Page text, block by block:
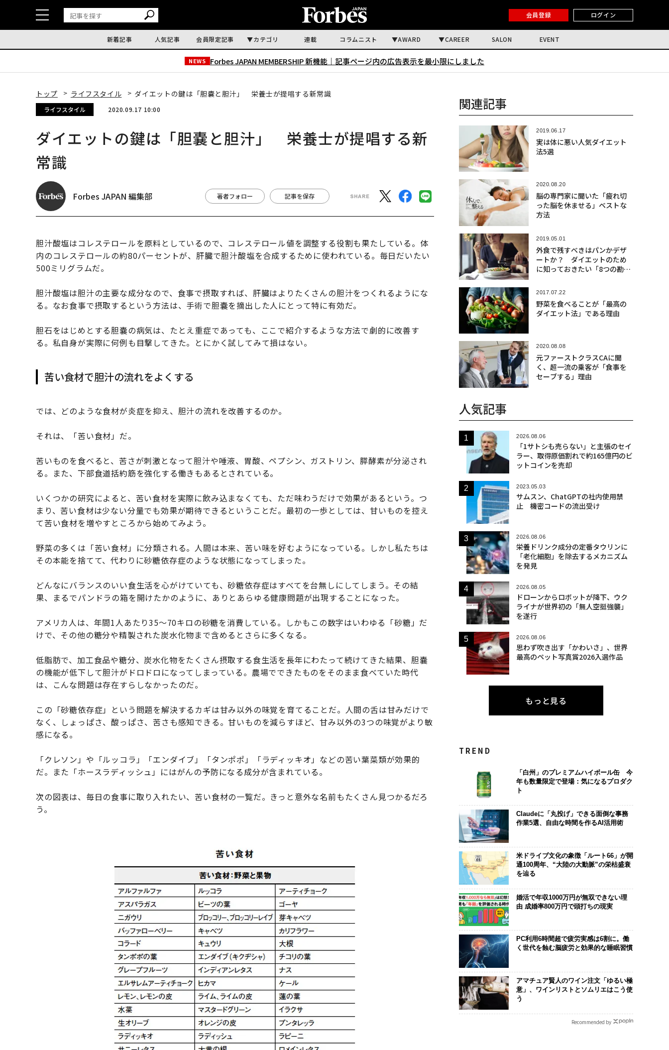
会員登録 ログイン
新着記事 人気記事 会員限定記事 カテゴリ 連載 コラムニスト AWARD CAREER SALON EVENT
NEWS Forbes JAPAN MEMBERSHIP 新機能｜ 記事ページ内の広告表示を最小限にしました
トップ ライフスタイル ダイエットの鍵は「胆嚢と胆汁」 栄養士が提唱する新常識
ライフスタイル 2020.09.17 10:00
ダイエットの鍵は「胆嚢と胆汁」 栄養士が提唱する新
常識
Forbes JAPAN 編集部 著者フォロー 記事を保存
胆汁酸塩はコレステロールを原料としているので、コレステロール値を調整する役割も果たしている。体
内のコレステロールの約80パーセントが、肝臓で胆汁酸塩を合成するために使われている。毎日だいたい
500ミリグラムだ。
胆汁酸塩は胆汁の主要な成分なので、食事で摂取すれば、肝臓はよりたくさんの胆汁をつくれるようにな
る。なお食事で摂取するという方法は、手術で胆嚢を摘出した人にとって特に有効だ。
胆石をはじめとする胆嚢の病気は、たとえ重症であっても、ここで紹介するような方法で劇的に改善す
る。私自身が実際に何例も目撃してきた。とにかく試してみて損はない。
苦い食材で胆汁の流れをよくする
では、どのような食材が炎症を抑え、胆汁の流れを改善するのか。
それは、「苦い食材」だ。
苦いものを食べると、苦さが刺激となって胆汁や唾液、胃酸、ペプシン、ガストリン、膵酵素が分泌され
る。また、下部食道括約筋を強化する働きもあるとされている。
いくつかの研究によると、苦い食材を実際に飲み込まなくても、ただ味わうだけで効果があるという。つ
まり、苦い食材は少ない分量でも効果が期待できるということだ。最初の一歩としては、甘いものを控え
て苦い食材を増やすところから始めてみよう。
野菜の多くは「苦い食材」に分類される。人間は本来、苦い味を好むようになっている。しかし私たちは
その本能を捨てて、代わりに砂糖依存症のような状態になってしまった。
どんなにバランスのいい食生活を心がけていても、砂糖依存症はすべてを台無しにしてしまう。その結
果、まるでパンドラの箱を開けたかのように、ありとあらゆる健康問題が出現することになった。
アメリカ人は、年間1人あたり35〜70キロの砂糖を消費している。しかもこの数字はいわゆる「砂糖」だ
けで、その他の糖分や精製された炭水化物まで含めるとさらに多くなる。
低脂肪で、加工食品や糖分、炭水化物をたくさん摂取する食生活を長年にわたって続けてきた結果、胆嚢
の機能が低下して胆汁がドロドロになってしまっている。農場でできたものをそのまま食べていた時代
は、こんな問題は存在すらしなかったのだ。
この「砂糖依存症」という問題を解決するカギは甘み以外の味覚を育てることだ。人間の舌は甘みだけで
なく、しょっぱさ、酸っぱさ、苦さも感知できる。甘いものを減らすほど、甘み以外の3つの味覚がより敏
感になる。
「クレソン」や「ルッコラ」「エンダイブ」「タンポポ」「ラディッキオ」などの苦い葉菜類が効果的
だ。また「ホースラディッシュ」にはがんの予防になる成分が含まれている。
次の図表は、毎日の食事に取り入れたい、苦い食材の一覧だ。きっと意外な名前もたくさん見つかるだろ
う。
関連記事
2019.06.17
実は体に悪い人気ダイエット
法5選
2020.08.20
脳の専門家に聞いた「疲れ切
った脳を休ませる」ベストな
方法
2019.05.01
外食で残すべきはパンかデザ
ートか？ ダイエットのため
に知っておきたい「8つの勘違
2017.07.22
野菜を食べることが「最高の
ダイエット法」である理由
2020.08.08
元ファーストクラスCAに聞
く、超一流の乗客が「食事を
セーブする」理由
人気記事
2026.08.06
「1サトシも売らない」と主張のセイ
ラー、取得原価割れで約165億円のビ
ットコインを売却
2023.05.03
サムスン、ChatGPTの社内使用禁
止 機密コードの流出受け
2026.08.06
栄養ドリンク成分の定番タウリンに
「老化細胞」を除去するメカニズム
を発見
2026.08.05
ドローンからロボットが降下、ウク
ライナが世界初の「無人空挺強襲」
を遂行
2026.08.06
思わず吹き出す「かわいさ」、世界
最高のペット写真賞2026入選作品
もっと見る
TREND
「白州」のプレミアムハイボール缶 今
年も数量限定で登場：気になるプロダク
ト
Claudeに「丸投げ」できる面倒な事務
作業5選、自由な時間を作るAI活用術
米ドライブ文化の象徴「ルート66」が開
通100周年、“大陸の大動脈”の栄枯盛衰
を辿る
婚活で年収1000万円が無双できない理
由 成婚率800万円で頭打ちの現実
PC利用6時間超で疲労実感は6割に。働
く世代を蝕む脳疲労と効果的な睡眠習慣
アマチュア賢人のワイン注文「ゆるい極
意」、ワインリストとソムリエはこう使
う
Recommended by